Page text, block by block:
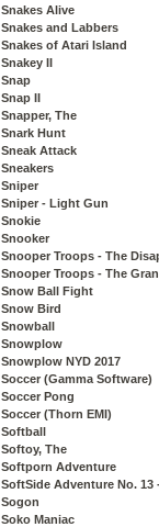
Snakes Alive
Snakes and Labbers
Snakes of Atari Island
Snakey II
Snap
Snap II
Snapper, The
Snark Hunt
Sneak Attack
Sneakers
Sniper
Sniper - Light Gun
Snokie
Snooker
Snooper Troops - The
Snooper Troops - The
Snow Ball Fight
Snow Bird
Snowball
Snowplow
Snowplow NYD 2017
Soccer (Gamma Software)
Soccer Pong
Soccer (Thorn EMI)
Softball
Softoy, The
Softporn Adventure
SoftSide Adventure No. 13
Sogon
Soko Maniac